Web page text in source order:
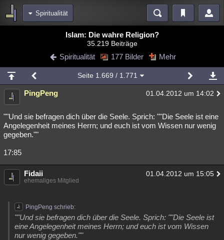
Spiritualität
Diskussionen Blogs Videos
Chat Wiki Neuigkeiten
meine Rubriken
Menschen Wissenschaft Mystery Kriminalfälle
Spiritualität Verschwörungen Technologie Ufologie
Natur
weitere Rubriken
Philosophie Träume Orte Esoterik Literatur
Astronomie Helpdesk
Musik Clash Verbesserungen
Übersichten
Besucht Teilgenommen
Islam: Die wahre Religion?
35.219 Beiträge
Spiritualität 177 Bilder Mehr
Seite 1.669 / 1.771
PingPeng 01.04.2012 um 14:02
""Und sie befragen dich über die Seele. Sprich: ""Die Seele ist eine
Angelegenheit meines Herrn; und euch ist vom Wissen nur wenig
gegeben.""
17:85
Fidaii 01.04.2012 um 15:05
ehemaliges Mitglied
PingPeng schrieb:
""Und sie befragen dich über die Seele. Sprich: ""Die Seele ist
eine Angelegenheit meines Herrn; und euch ist vom Wissen
nur wenig gegeben.""